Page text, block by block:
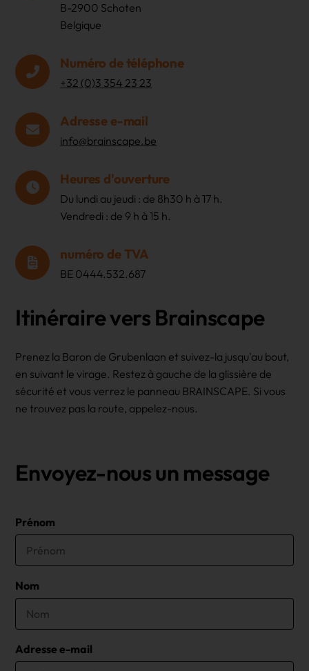
B-2900 Schoten
Belgique
Numéro de téléphone
+32 (0)3 354 23 23
Adresse e-mail
info@brainscape.be
Heures d'ouverture
Du lundi au jeudi : de 8h30 h à 17 h.
Vendredi : de 9 h à 15 h.
numéro de TVA
BE 0444.532.687
Itinéraire vers Brainscape
Prenez la Baron de Grubenlaan et suivez-la jusqu'au bout,
en suivant le virage. Restez à gauche de la glissière de
sécurité et vous verrez le panneau BRAINSCAPE. Si vous
ne trouvez pas la route, appelez-nous.
Envoyez-nous un message
Prénom
Nom
Adresse e-mail